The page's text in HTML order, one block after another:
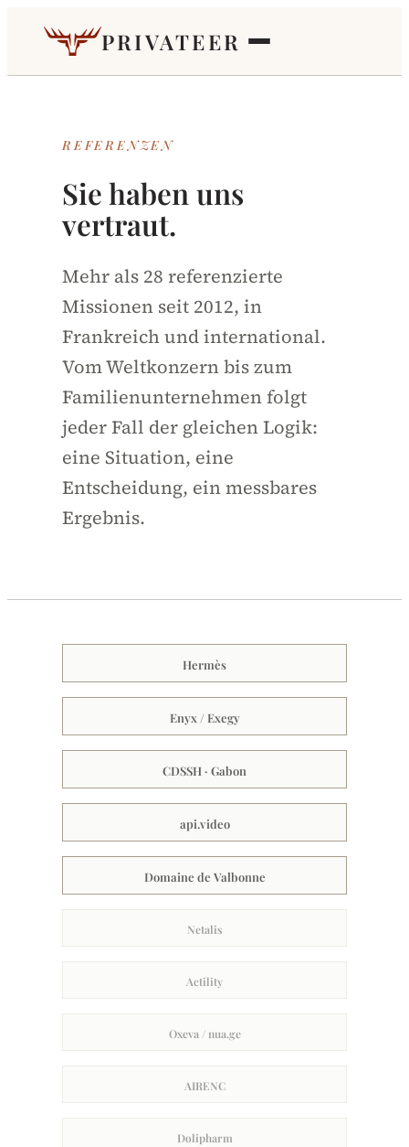
PRIVATEER
REFERENZEN
Sie haben uns
vertraut.
Mehr als 28 referenzierte
Missionen seit 2012, in
Frankreich und international.
Vom Weltkonzern bis zum
Familienunternehmen folgt
jeder Fall der gleichen Logik:
eine Situation, eine
Entscheidung, ein messbares
Ergebnis.
Hermès
Enyx / Exegy
CDSSH · Gabon
api.video
Domaine de Valbonne
Netalis
Actility
Oxeva / nua.ge
AIRENC
Dolipharm